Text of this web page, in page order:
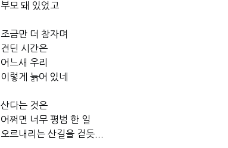
부모 돼 있었고
조금만 더 참자며
견딘 시간은
어느새 우리
이렇게 늙어 있네
산다는 것은
어쩌면 너무 평범 한 일
오르내리는 산길을 걷듯...